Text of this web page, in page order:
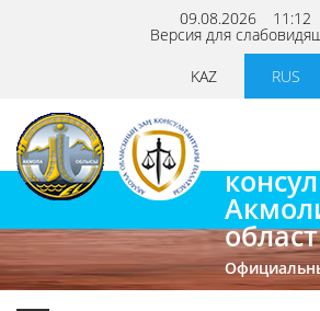
09.08.2026 11:12
Версия для
KAZ
RUS